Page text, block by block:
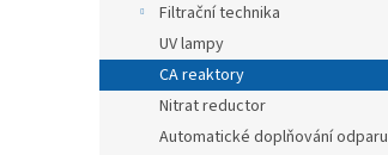
Filtrační technika
UV lampy
CA reaktory
Nitrat reductor
Automatické doplňování odparu